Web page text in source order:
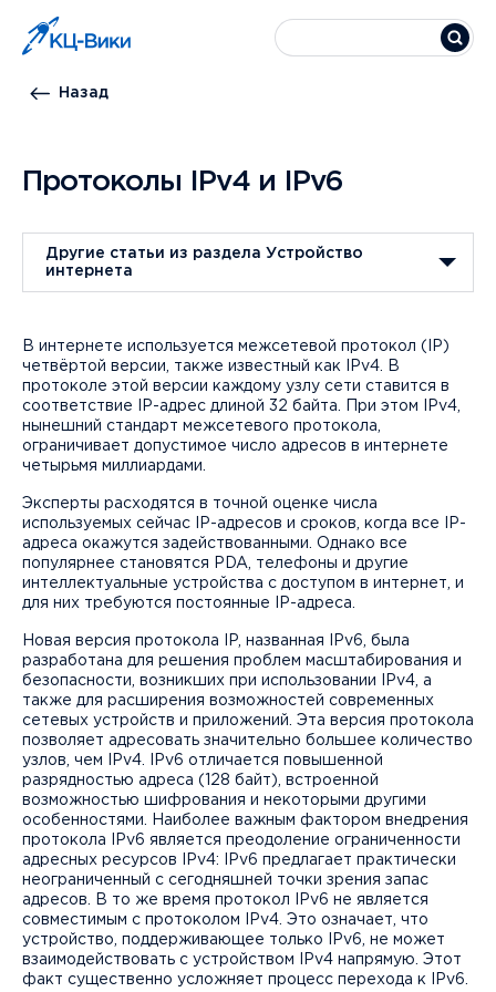
Назад
Протоколы IPv4 и IPv6
Другие статьи из раздела Устройство
интернета
В интернете используется межсетевой протокол (IP)
четвёртой версии, также известный как IPv4. В
протоколе этой версии каждому узлу сети ставится в
соответствие IP-адрес длиной 32 байта. При этом IPv4,
нынешний стандарт межсетевого протокола,
ограничивает допустимое число адресов в интернете
четырьмя миллиардами.
Эксперты расходятся в точной оценке числа
используемых сейчас IP-адресов и сроков, когда все IP-
адреса окажутся задействованными. Однако все
популярнее становятся PDA, телефоны и другие
интеллектуальные устройства с доступом в интернет, и
для них требуются постоянные IP-адреса.
Новая версия протокола IP, названная IPv6, была
разработана для решения проблем масштабирования и
безопасности, возникших при использовании IPv4, а
также для расширения возможностей современных
сетевых устройств и приложений. Эта версия протокола
позволяет адресовать значительно большее количество
узлов, чем IPv4. IPv6 отличается повышенной
разрядностью адреса (128 байт), встроенной
возможностью шифрования и некоторыми другими
особенностями. Наиболее важным фактором внедрения
протокола IPv6 является преодоление ограниченности
адресных ресурсов IPv4: IPv6 предлагает практически
неограниченный с сегодняшней точки зрения запас
адресов. В то же время протокол IPv6 не является
совместимым с протоколом IPv4. Это означает, что
устройство, поддерживающее только IPv6, не может
взаимодействовать с устройством IPv4 напрямую. Этот
факт существенно усложняет процесс перехода к IPv6.